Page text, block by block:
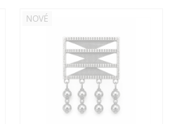
NOVÉ